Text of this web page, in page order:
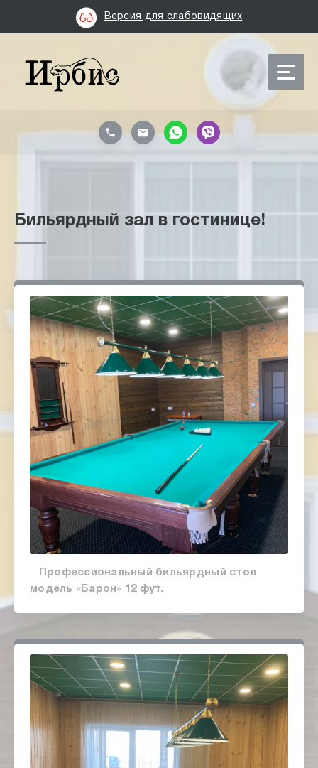
Версия для слабовидящих
Бильярдный зал в гостинице!
Профессиональный бильярдный стол
модель «Барон» 12 фут.